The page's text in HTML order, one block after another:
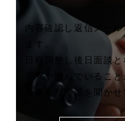
内容確認し返信メー
ます。
日程調整し後日面談と
不安や悩んでいるこ
度事務所で話を聞かせ